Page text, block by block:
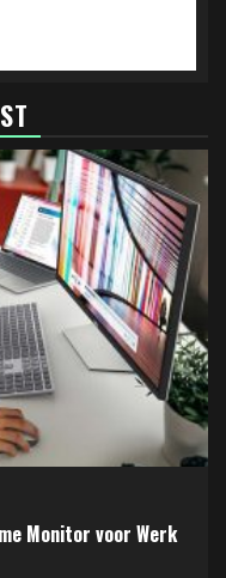
Monitor voor Werk